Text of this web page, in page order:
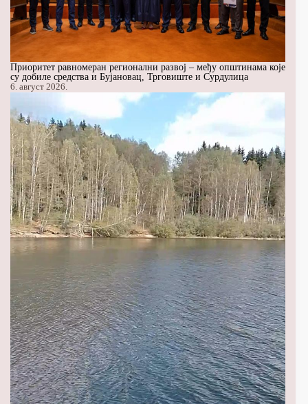
Приоритет равномеран регионални развој – међу општинама које
су добиле средства и Бујановац, Трговиште и Сурдулица
6. август 2026.